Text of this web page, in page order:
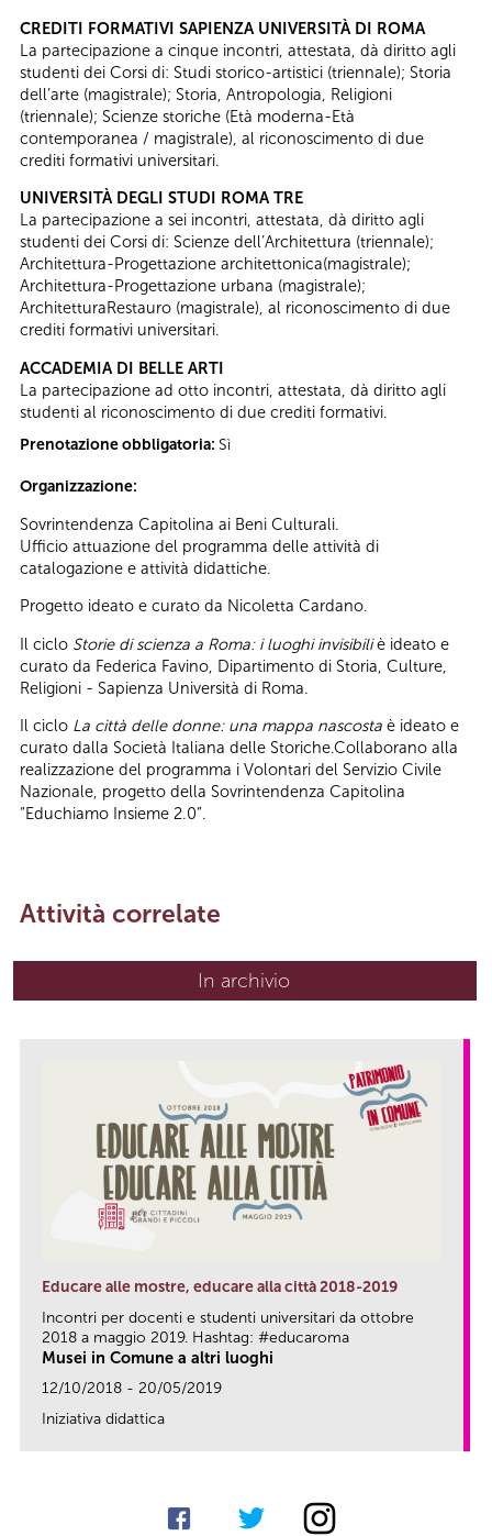
CREDITI FORMATIVI SAPIENZA UNIVERSITÀ DI ROMA
La partecipazione a cinque incontri, attestata, dà diritto agli
studenti dei Corsi di: Studi storico-artistici (triennale); Storia
dell’arte (magistrale); Storia, Antropologia, Religioni
(triennale); Scienze storiche (Età moderna-Età
contemporanea / magistrale), al riconoscimento di due
crediti formativi universitari.
UNIVERSITÀ DEGLI STUDI ROMA TRE
La partecipazione a sei incontri, attestata, dà diritto agli
studenti dei Corsi di: Scienze dell’Architettura (triennale);
Architettura-Progettazione architettonica(magistrale);
Architettura-Progettazione urbana (magistrale);
ArchitetturaRestauro (magistrale), al riconoscimento di due
crediti formativi universitari.
ACCADEMIA DI BELLE ARTI
La partecipazione ad otto incontri, attestata, dà diritto agli
studenti al riconoscimento di due crediti formativi.
Prenotazione obbligatoria: Sì
Organizzazione:
Sovrintendenza Capitolina ai Beni Culturali.
Ufficio attuazione del programma delle attività di
catalogazione e attività didattiche.
Progetto ideato e curato da Nicoletta Cardano.
Il ciclo Storie di scienza a Roma: i luoghi invisibiliè ideato e
curato da Federica Favino, Dipartimento di Storia, Culture,
Religioni - Sapienza Università di Roma.
Il ciclo La città delle donne: una mappa nascosta è ideato e
curato dalla Società Italiana delle Storiche.Collaborano alla
realizzazione del programma i Volontari del Servizio Civile
Nazionale, progetto della Sovrintendenza Capitolina
“Educhiamo Insieme 2.0”.
Attività correlate
In archivio
Educare alle mostre, educare alla città 2018-2019
Incontri per docenti e studenti universitari da ottobre
2018 a maggio 2019. Hashtag: #educaroma
Musei in Comune a altri luoghi
12/10/2018 - 20/05/2019
Iniziativa didattica